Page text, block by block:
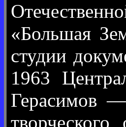
«Большая
студии
1963
Герасимов